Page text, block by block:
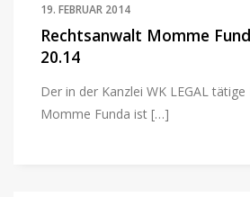
19. FEBRUAR 2014
Rechtsanwalt Momme
20.14
Der in der Kanzlei WK LEGAL
Momme Funda ist […]